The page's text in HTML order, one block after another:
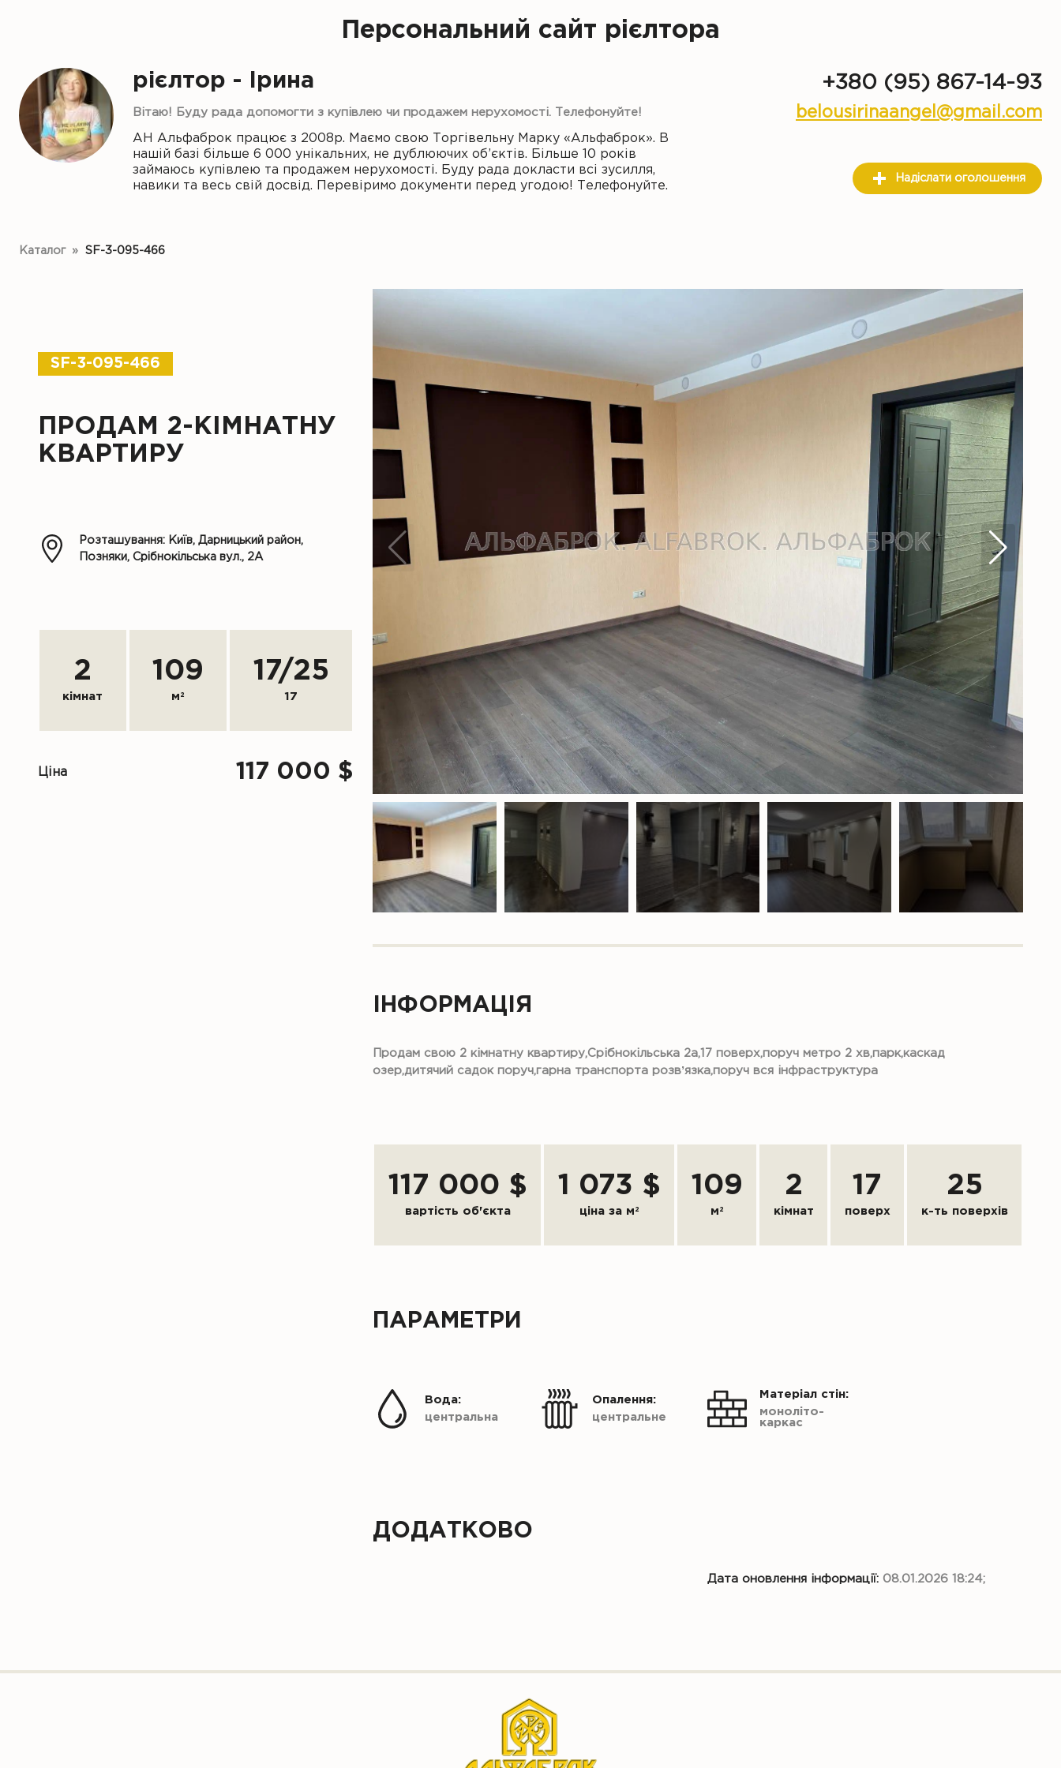
Персональний сайт рієлтора
рієлтор - Ірина
Вітаю! Буду рада допомогти з купівлею чи продажем нерухомості. Телефонуйте!
АН Альфаброк працює з 2008р. Маємо свою Торгівельну Марку «Альфаброк». В
нашій базі більше 6 000 унікальних, не дублюючих об’єктів. Більше 10 років
займаюсь купівлею та продажем нерухомості. Буду рада докласти всі зусилля,
навики та весь свій досвід. Перевіримо документи перед угодою! Телефонуйте.
+380 (95) 867-14-93
belousirinaangel@gmail.com
Надіслати оголошення
Каталог » SF-3-095-466
SF-3-095-466
ПРОДАМ 2-КІМНАТНУ
КВАРТИРУ
Розташування: Київ, Дарницький район,
Позняки, Срібнокільська вул., 2А
2
кімнат
109
м 2
17/25
17
Ціна 117 000 $
ІНФОРМАЦІЯ
Продам свою 2 кімнатну квартиру,Срібнокільська 2а,17 поверх,поруч метро 2 хв,парк,каскад
озер,дитячий садок поруч,гарна транспорта розвʼязка,поруч вся інфраструктура
117 000 $
вартість об'єкта
1 073 $
ціна за м 2
109
м 2
2
кімнат
17
поверх
25
к-ть поверхів
ПАРАМЕТРИ
центральна
Вода:
центральне
Опалення:
моноліто-
каркас
Матеріал стін:
ДОДАТКОВО
Дата оновлення інформації: 08.01.2026 18:24;